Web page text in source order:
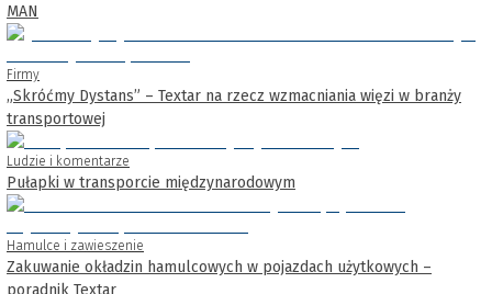
MAN
Firmy
„Skróćmy Dystans” – Textar na rzecz wzmacniania więzi w branży
transportowej
Ludzie i komentarze
Pułapki w transporcie międzynarodowym
Hamulce i zawieszenie
Zakuwanie okładzin hamulcowych w pojazdach użytkowych –
poradnik Textar